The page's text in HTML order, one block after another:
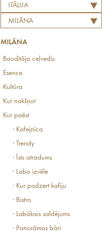
ITĀLIJA
MILĀNA
MILĀNA
Baudītāja ceļvedis
Esence
Kultūra
Kur nakšņot
Kur paēst
· Kafejnīca
· Trendy
· Īsts atradums
· Laba izvēle
· Kur padzert kafiju
· Bistro
· Labākais saldējums
· Panorāmas bāri